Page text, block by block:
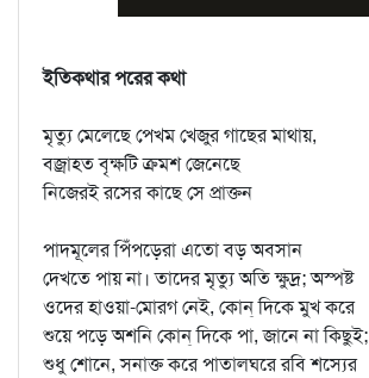
ইতিকথার পরের কথা
মৃত্যু মেলেছে পেখম খেজুর গাছের মাথায়,
বজ্রাহত বৃক্ষটি ক্রমশ জেনেছে
নিজেরই রসের কাছে সে প্রাক্তন
পাদমূলের পিঁপড়েরা এতো বড় অবসান
দেখতে পায় না। তাদের মৃত্যু অতি ক্ষুদ্র; অস্পষ্ট
ওদের হাওয়া-মোরগ নেই, কোন্‌ দিকে মুখ করে
শুয়ে পড়ে অশনি কোন্‌ দিকে পা, জানে না কিছুই;
শুধু শোনে, সনাক্ত করে পাতালঘরে রবি শস্যের